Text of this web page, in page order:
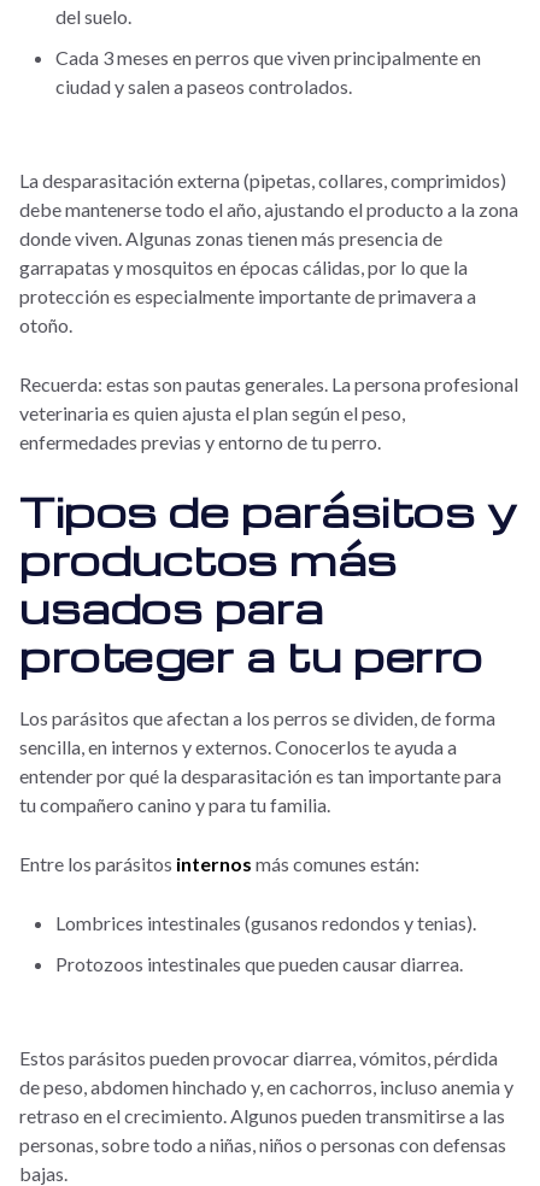
del suelo.
Cada 3 meses en perros que viven principalmente en
ciudad y salen a paseos controlados.
La desparasitación externa (pipetas, collares, comprimidos)
debe mantenerse todo el año, ajustando el producto a la zona
donde viven. Algunas zonas tienen más presencia de
garrapatas y mosquitos en épocas cálidas, por lo que la
protección es especialmente importante de primavera a
otoño.
Recuerda: estas son pautas generales. La persona profesional
veterinaria es quien ajusta el plan según el peso,
enfermedades previas y entorno de tu perro.
Tipos de parásitos y
productos más
usados para
proteger a tu perro
Los parásitos que afectan a los perros se dividen, de forma
sencilla, en internos y externos. Conocerlos te ayuda a
entender por qué la desparasitación es tan importante para
tu compañero canino y para tu familia.
Entre los parásitos internos más comunes están:
Lombrices intestinales (gusanos redondos y tenias).
Protozoos intestinales que pueden causar diarrea.
Estos parásitos pueden provocar diarrea, vómitos, pérdida
de peso, abdomen hinchado y, en cachorros, incluso anemia y
retraso en el crecimiento. Algunos pueden transmitirse a las
personas, sobre todo a niñas, niños o personas con defensas
bajas.